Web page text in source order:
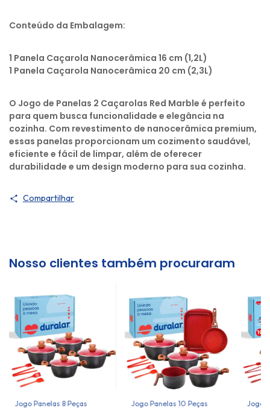
Conteúdo da Embalagem:
1 Panela Caçarola Nanocerâmica 16 cm (1,2L)
1 Panela Caçarola Nanocerâmica 20 cm (2,3L)
O Jogo de Panelas 2 Caçarolas Red Marble é perfeito
para quem busca funcionalidade e elegância na
cozinha. Com revestimento de nanocerâmica premium,
essas panelas proporcionam um cozimento saudável,
eficiente e fácil de limpar, além de oferecer
durabilidade e um design moderno para sua cozinha.
Compartilhar
Nosso clientes também procuraram
Jogo Panelas 8 Peças
Jogo Panelas 10 Peças
Jogo